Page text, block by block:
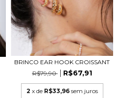
BRINCO EAR HOOK CROISSANT
R$79,90
R$67,91
2 x de R$33,96 sem juros